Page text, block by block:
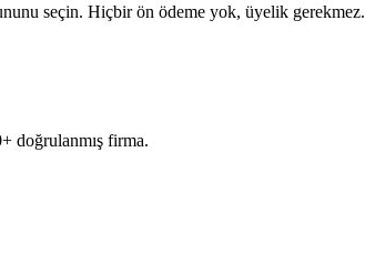
seçin. Hiçbir ön ödeme yok, üyelik gerekmez.
doğrulanmış firma.